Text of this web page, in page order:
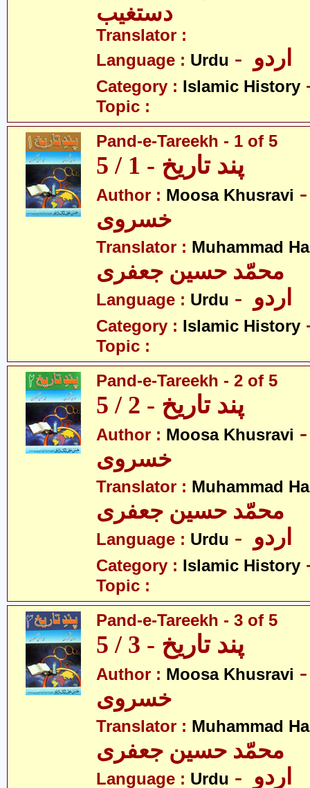
دستغیب
Translator :
Language : Urdu
Category : Islamic History
Topic :
Pand-e-Tareekh - 1 of 5
پند تاریخ - 1 / 5
Author : Moosa Khusravi
خسروی
Translator : Muhammad
محمّد حسین جعفری
Language : Urdu
Category : Islamic History
Topic :
Pand-e-Tareekh - 2 of 5
پند تاریخ - 2 / 5
Author : Moosa Khusravi
خسروی
Translator : Muhammad
محمّد حسین جعفری
Language : Urdu
Category : Islamic History
Topic :
Pand-e-Tareekh - 3 of 5
پند تاریخ - 3 / 5
Author : Moosa Khusravi
خسروی
Translator : Muhammad
محمّد حسین جعفری
Language : Urdu